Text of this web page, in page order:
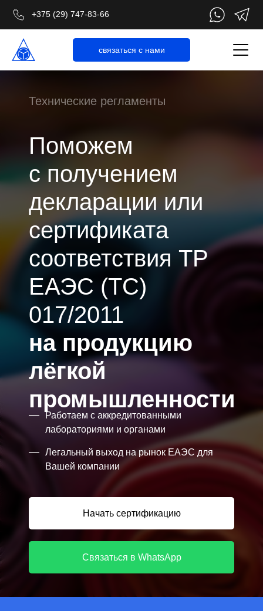
cвязаться с нами
+375 (29) 747-83-66
Поможем
с получением
декларации или
сертификата
соответствия ТР
ЕАЭС (ТС)
017/2011
на продукцию
лёгкой
промышленности
Технические регламенты
Начать сертификацию
Связаться в WhatsApp
Работаем с аккредитованными
лабораториями и органами
—
Легальный выход на рынок ЕАЭС для
Вашей компании
—